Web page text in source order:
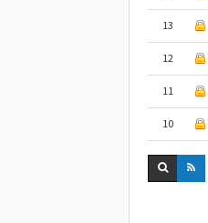
13
12
11
10